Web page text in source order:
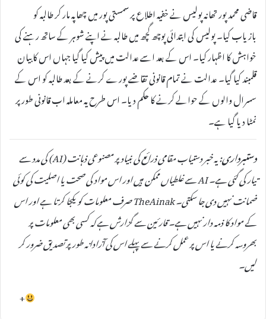
قاضی محمد پور تھانہ پولیس نے خفیہ اطلاع پر سمستی پور میں چھاپہ مار کر طالبہ کو
بازیاب کیا۔ پولیس کی ابتدائی پوچھ گچھ میں طالبہ نے اپنے شوہر کے ساتھ رہنے کی
خواہش کا اظہار کیا۔ اس کے بعد اسے عدالت میں پیش کیا گیا جہاں اس کا بیان
قلمبند کیا گیا۔ عدالت نے تمام قانونی تقاضے پورے کرنے کے بعد طالبہ کو اس کے
سسرال والوں کے حوالے کرنے کا حکم دیا۔ اس طرح یہ معاملہ اب قانونی طور پر
نمٹا دیا گیا ہے۔
دستبرداری:
یہ خبر دستیاب مقامی ذرائع کی بنیاد پر مصنوعی ذہانت (AI) کی مدد سے
تیار کی گئی ہے۔ AI سے غلطیاں ممکن ہیں اور اس مواد کی صحت یا اصلیت کی کوئی
ضمانت نہیں دی جا سکتی۔ TheAinak صرف معلومات کو یکجا کرتا ہے اور اس
کے مواد کا ذمہ دار نہیں ہے۔ قارئین سے گزارش ہے کہ کسی بھی معلومات پر
بھروسہ کرنے یا اس پر عمل کرنے سے پہلے اس کی آزادانہ طور پر تصدیق ضرور کر
لیں۔
+